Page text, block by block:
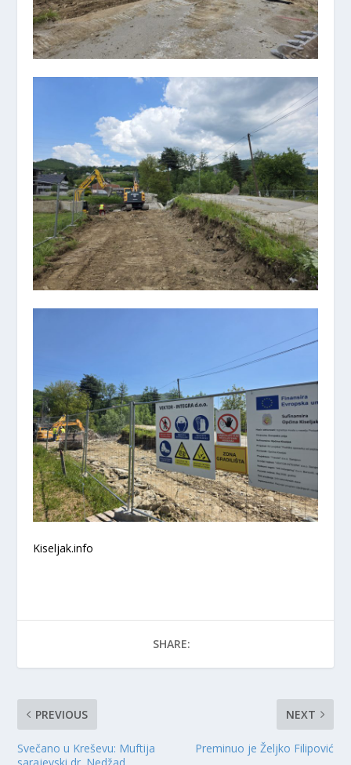
Kiseljak.info
SHARE:
PREVIOUS
Svečano u Kreševu: Muftija
NEXT
Preminuo je Željko Filipović